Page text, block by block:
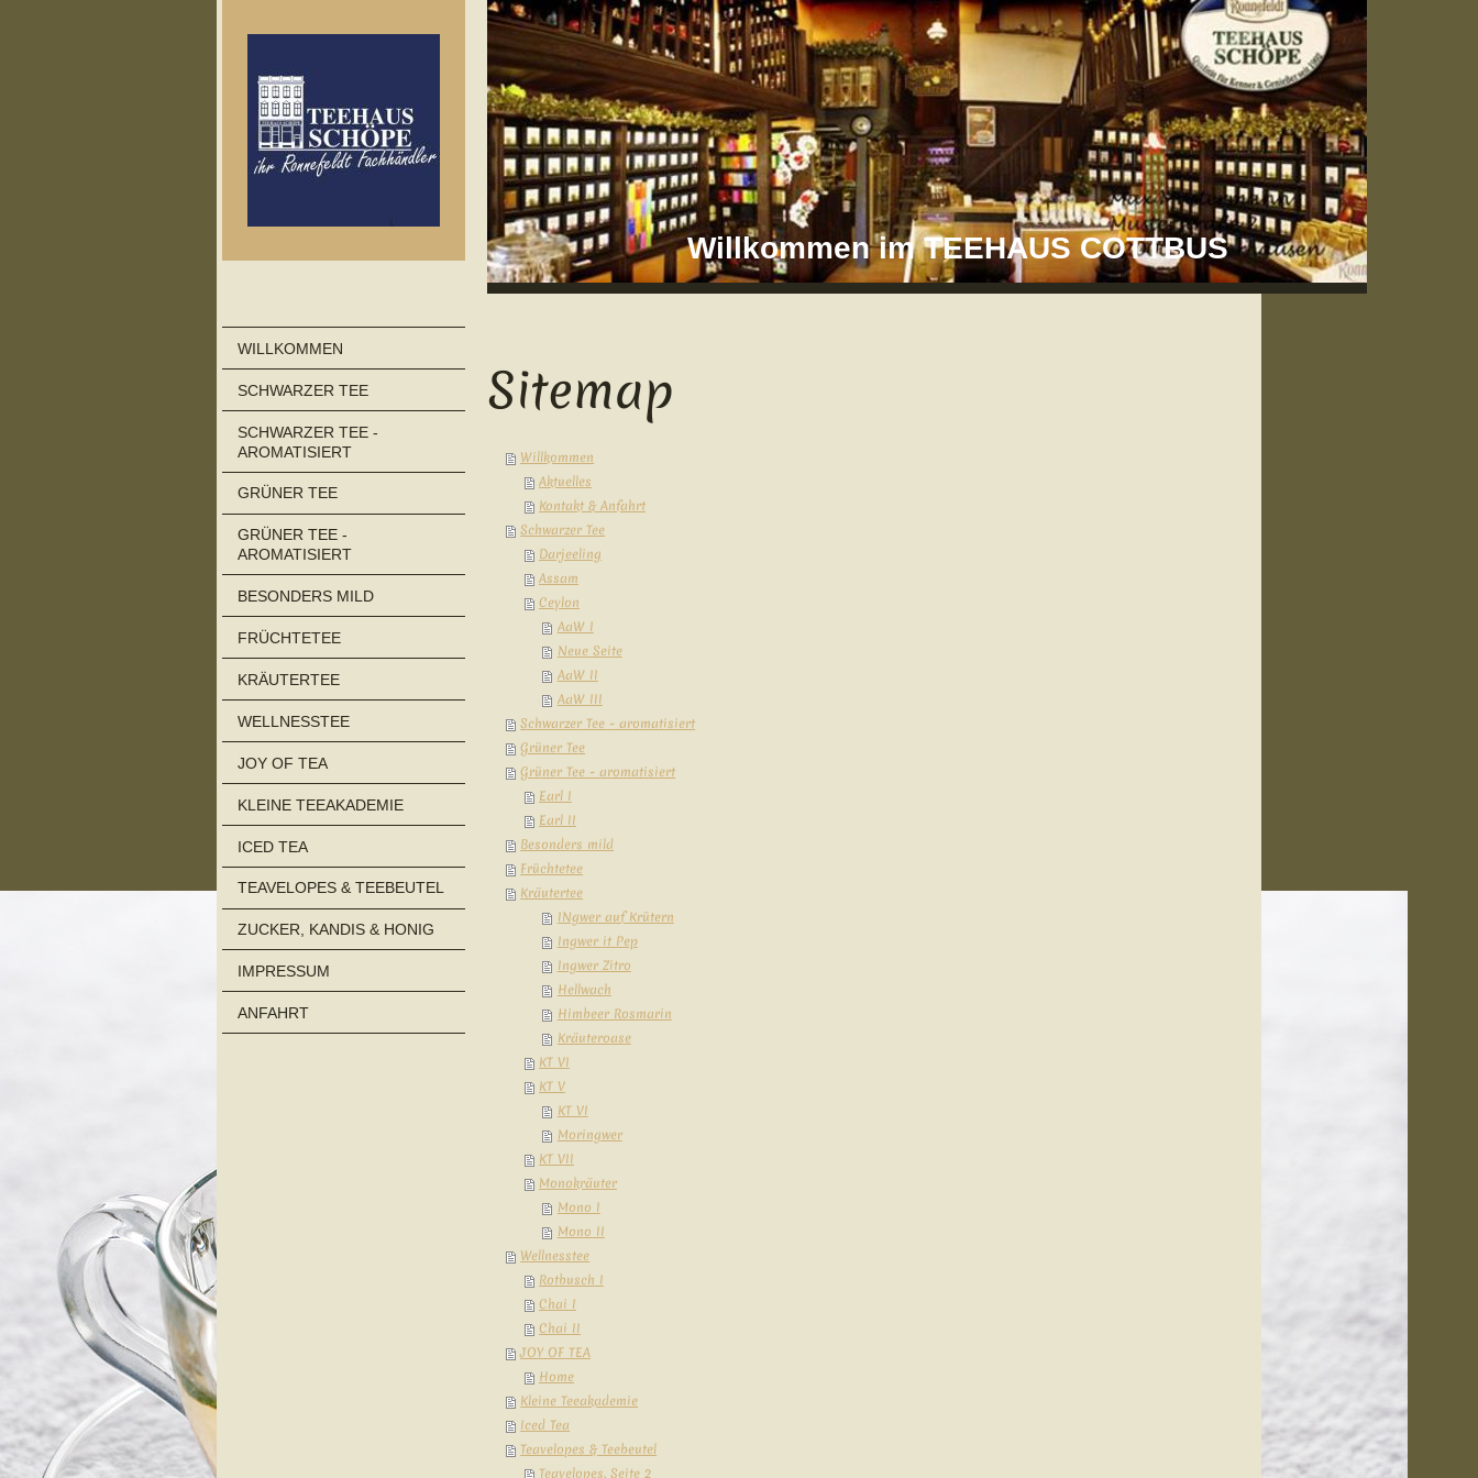
WILLKOMMEN
SCHWARZER TEE
SCHWARZER TEE -
AROMATISIERT
GRÜNER TEE
GRÜNER TEE -
AROMATISIERT
BESONDERS MILD
FRÜCHTETEE
KRÄUTERTEE
WELLNESSTEE
JOY OF TEA
KLEINE TEEAKADEMIE
ICED TEA
TEAVELOPES & TEEBEUTEL
ZUCKER, KANDIS & HONIG
IMPRESSUM
ANFAHRT
Willkommen im TEEHAUS COTTBUS
Sitemap
Willkommen
Aktuelles
Kontakt & Anfahrt
Schwarzer Tee
Darjeeling
Assam
Ceylon
AaW I
Neue Seite
AaW II
AaW III
Schwarzer Tee - aromatisiert
Grüner Tee
Grüner Tee - aromatisiert
Earl I
Earl II
Besonders mild
Früchtetee
Kräutertee
INgwer auf Krütern
Ingwer it Pep
Ingwer Zitro
Hellwach
Himbeer Rosmarin
Kräuteroase
KT VI
KT V
KT VI
Moringwer
KT VII
Monokräuter
Mono I
Mono II
Wellnesstee
Rotbusch I
Chai I
Chai II
JOY OF TEA
Home
Kleine Teeakademie
Iced Tea
Teavelopes & Teebeutel
Teavelopes, Seite 2